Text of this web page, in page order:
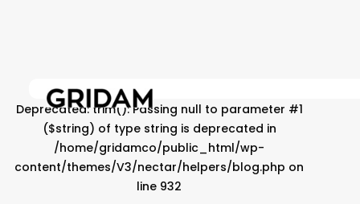
content
Deprecated: trim(): Passing null to parameter #1
($string) of type string is deprecated in
/home/gridamco/public_html/wp-
content/themes/V3/nectar/helpers/blog.php on
line 932